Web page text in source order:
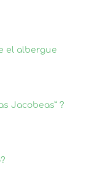
el albergue
Jacobeas” ?